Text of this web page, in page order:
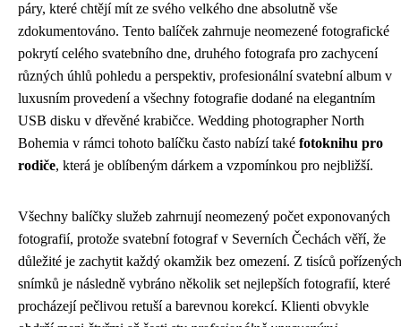
páry, které chtějí mít ze svého velkého dne absolutně vše
zdokumentováno. Tento balíček zahrnuje neomezené fotografické
pokrytí celého svatebního dne, druhého fotografa pro zachycení
různých úhlů pohledu a perspektiv, profesionální svatební album v
luxusním provedení a všechny fotografie dodané na elegantním
USB disku v dřevěné krabičce. Wedding photographer North
Bohemia v rámci tohoto balíčku často nabízí také fotoknihu pro
rodiče, která je oblíbeným dárkem a vzpomínkou pro nejbližší.
Všechny balíčky služeb zahrnují neomezený počet exponovaných
fotografií, protože svatební fotograf v Severních Čechách věří, že
důležité je zachytit každý okamžik bez omezení. Z tisíců pořízených
snímků je následně vybráno několik set nejlepších fotografií, které
procházejí pečlivou retuší a barevnou korekcí. Klienti obvykle